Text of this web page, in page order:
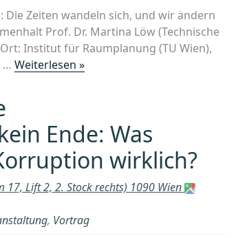
Zeiten wandeln sich, und wir ändern
Prof. Dr. Martina Löw (Technische
Institut für Raumplanung (TU Wien),
… Weiterlesen »„Vortrag:
sich,
und
wir
ändern
uns
ihnen:
Ende: Was
wirklich?
17, Lift 2, 2. Stock rechts) 1090 Wien
, Vortrag